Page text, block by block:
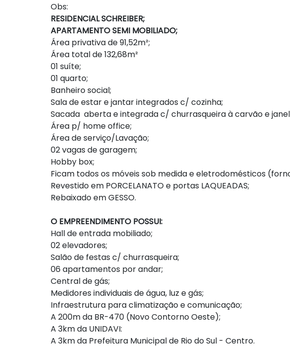
Obs:
RESIDENCIAL SCHREIBER;
APARTAMENTO SEMI MOBILIADO;
Área privativa de 91,52m²;
Área total de 132,68m²
01 suíte;
01 quarto;
Banheiro social;
Sala de estar e jantar integrados c/ cozinha;
Sacada aberta e integrada c/ churrasqueira à carvão e
Área p/ home office;
Área de serviço/Lavação;
02 vagas de garagem;
Hobby box;
Ficam todos os móveis sob medida e eletrodomésticos (
Revestido em PORCELANATO e portas LAQUEADAS;
Rebaixado em GESSO.
O EMPREENDIMENTO POSSUI:
Hall de entrada mobiliado;
02 elevadores;
Salão de festas c/ churrasqueira;
06 apartamentos por andar;
Central de gás;
Medidores individuais de água, luz e gás;
Infraestrutura para climatização e comunicação;
A 200m da BR-470 (Novo Contorno Oeste);
A 3km da UNIDAVI:
A 3km da Prefeitura Municipal de Rio do Sul - Centro.